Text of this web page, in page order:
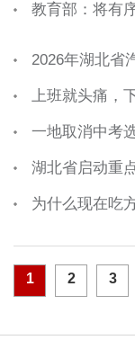
教育部：将有
2026年湖北省
上班就头痛，
一地取消中考
湖北省启动重
为什么现在吃
1 2 3